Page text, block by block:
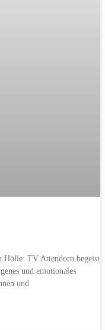
Hölle: TV Attendorn
und emotionales
und